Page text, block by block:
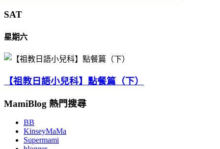
SAT
星期六
【祖教日語小兒科】點餐篇（下）
MamiBlog 熱門搜尋
BB
KinseyMaMa
Supermami